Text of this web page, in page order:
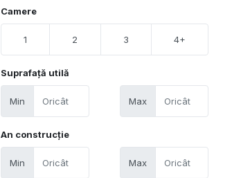
Camere
1 2 3 4+
Suprafață utilă
Min Max
An construcție
Min Max